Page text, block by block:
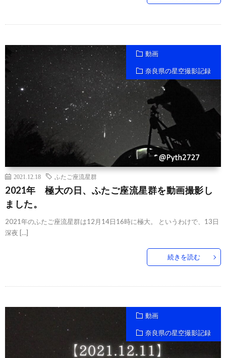
動画
奈良県の星空撮影記録
2021.12.18 ふたご座流星群
2021年 極大の日、ふたご座流星群を動画撮影し
ました。
2021年のふたご座流星群は12月14日16時に極大。 というわけで、13日
深夜 […]
続きを読む
動画
奈良県の星空撮影記録